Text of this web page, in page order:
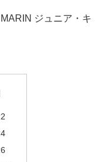
ジュニア・キ